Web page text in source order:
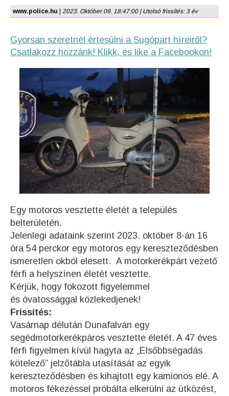
www.police.hu 2023. Október 09. 18:47:00 | Utolsó frissítés: 3 év
Gyorsan szeretnél értesülni a Sugópart híreiről?
Csatlakozz hozzánk! Klikk, és like a Facebookon!
Egy motoros vesztette életét a település
belterületén.
Jelenlegi adataink szerint 2023. október 8-án 16
óra 54 perckor egy motoros egy kereszteződésben
ismeretlen okból elesett. A motorkerékpárt vezető
férfi a helyszínen életét vesztette.
Kérjük, hogy fokozott figyelemmel
és óvatossággal közlekedjenek!
Frissítés:
Vasárnap délután Dunafalván egy
segédmotorkerékpáros vesztette életét. A 47 éves
férfi figyelmen kívül hagyta az „Elsőbbségadás
kötelező” jelzőtábla utasítását az egyik
kereszteződésben és kihajtott egy kamionos elé. A
motoros fékezéssel próbálta elkerülni az ütközést,